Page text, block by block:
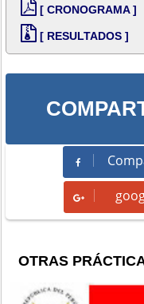
[ CRONOGRAMA ]
[ RESULTADOS ]
OTRAS